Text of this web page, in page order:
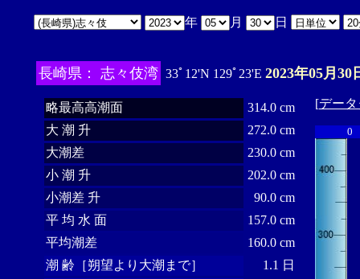
年 月 日
長崎県： 志々伎湾 33ﾟ12'N 129ﾟ23'E 2023年05月30
略最高高潮面
314.0 cm
大 潮 升
272.0 cm
大潮差
230.0 cm
小 潮 升
202.0 cm
小潮差 升
90.0 cm
平 均 水 面
157.0 cm
平均潮差
160.0 cm
潮 齢［朔望より大潮まで］
1.1 日
[デー
0